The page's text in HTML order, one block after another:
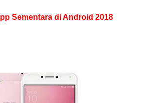
Sementara di Android 2018